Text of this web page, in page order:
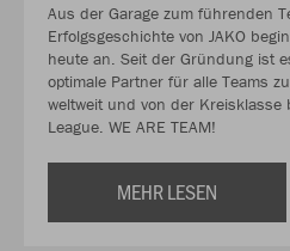
Aus der Garage zum führenden
Erfolgsgeschichte von JAKO
heute an. Seit der Gründung ist
optimale Partner für alle Teams
weltweit und von der Kreisklasse
League. WE ARE TEAM!
MEHR LESEN